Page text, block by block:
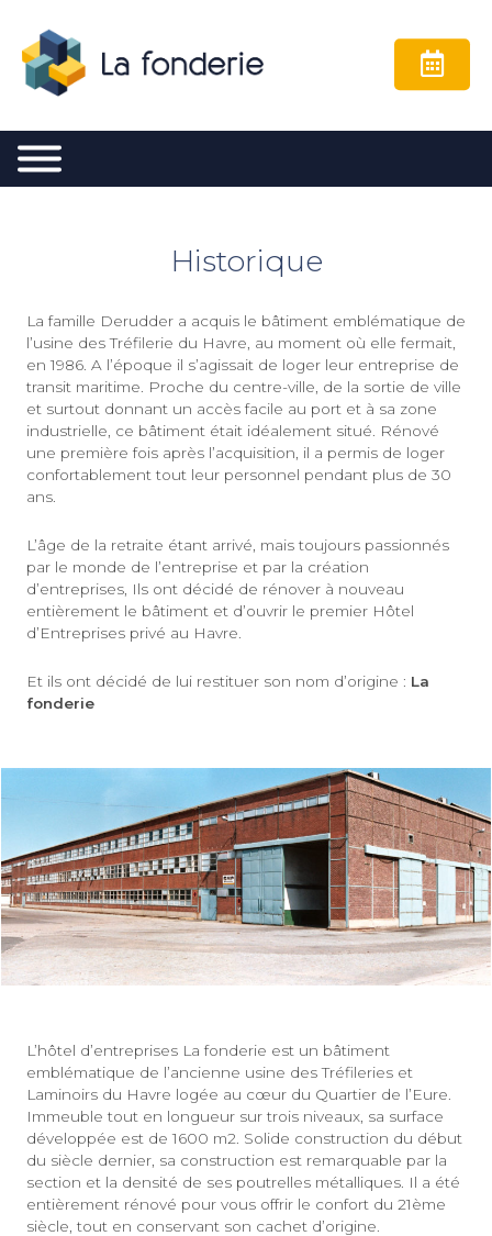
Qui sommes nous
Le lieu
L’environnement
Historique
Les bureaux
Bureaux < 30 m²
Bureaux 32 à 40 m²
Bureaux 44 à 60 m²
Les Tarifs
Services
Simulateur de coûts
Contact
Historique
La famille Derudder a acquis le bâtiment emblématique de
l’usine des Tréfilerie du Havre, au moment où elle fermait,
en 1986. A l’époque il s’agissait de loger leur entreprise de
transit maritime. Proche du centre-ville, de la sortie de ville
et surtout donnant un accès facile au port et à sa zone
industrielle, ce bâtiment était idéalement situé. Rénové
une première fois après l’acquisition, il a permis de loger
confortablement tout leur personnel pendant plus de 30
ans.
L’âge de la retraite étant arrivé, mais toujours passionnés
par le monde de l’entreprise et par la création
d’entreprises, Ils ont décidé de rénover à nouveau
entièrement le bâtiment et d’ouvrir le premier Hôtel
d’Entreprises privé au Havre.
Et ils ont décidé de lui restituer son nom d’origine : La
fonderie
L’hôtel d’entreprises La fonderie est un bâtiment
emblématique de l’ancienne usine des Tréfileries et
Laminoirs du Havre logée au cœur du Quartier de l’Eure.
Immeuble tout en longueur sur trois niveaux, sa surface
développée est de 1600 m2. Solide construction du début
du siècle dernier, sa construction est remarquable par la
section et la densité de ses poutrelles métalliques. Il a été
entièrement rénové pour vous offrir le confort du 21ème
siècle, tout en conservant son cachet d’origine.